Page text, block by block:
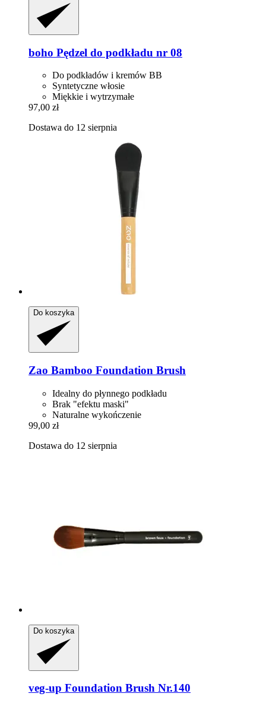
boho Pędzel do podkładu nr 08
Do podkładów i kremów BB
Syntetyczne włosie
Miękkie i wytrzymałe
97,00 zł
Dostawa do 12 sierpnia
Do koszyka
Zao Bamboo Foundation Brush
Idealny do płynnego podkładu
Brak "efektu maski"
Naturalne wykończenie
99,00 zł
Dostawa do 12 sierpnia
Do koszyka
veg-up Foundation Brush Nr.140